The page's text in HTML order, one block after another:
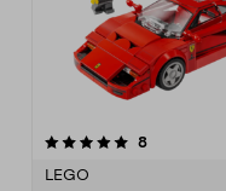
8arvostelut
LEGO
4.5viidestä